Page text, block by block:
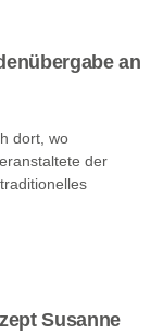
an
dort, wo
der
Susanne